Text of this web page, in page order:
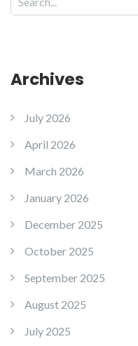
Archives
July 2026
April 2026
March 2026
January 2026
December 2025
October 2025
September 2025
August 2025
July 2025